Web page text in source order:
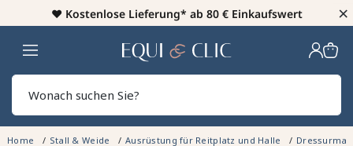
♥️ Kostenlose Lieferung* ab 80 € Einkaufswert ×
Heim
Home Stall & Weide Ausrüstung für Reitplatz und Halle